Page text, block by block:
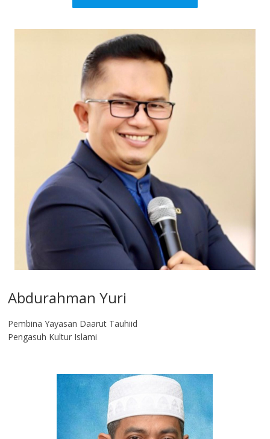
Abdurahman Yuri
Pembina Yayasan Daarut Tauhiid
Pengasuh Kultur Islami